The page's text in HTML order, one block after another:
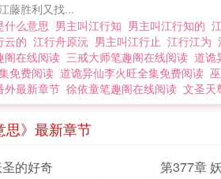
藤胜利又找...
什么意思 男主叫江行知 男主叫江行知的
云的 江行舟原沅 男主叫江行止 江行江为
阁在线阅读 三戒大师笔趣阁在线阅读 道诡
免费阅读 道诡异仙李火旺全集免费阅读
外最新章节 徐依童笔趣阁在线阅读 文圣天
思》最新章节
的好奇 第377章